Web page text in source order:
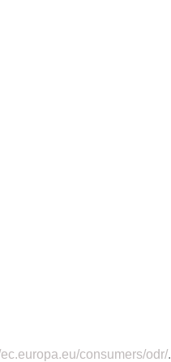
ec.europa.eu/consumers/odr/.